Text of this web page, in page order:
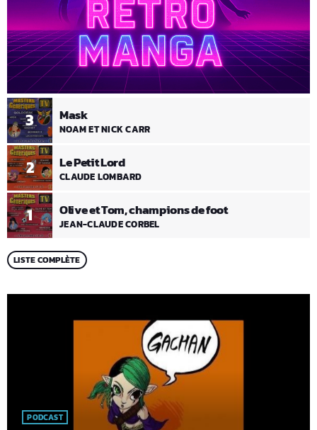
1 Olive et Tom, champions de foot
JEAN-CLAUDE CORBEL
2 Le Petit Lord
CLAUDE LOMBARD
3 Mask
NOAM ET NICK CARR
LISTE COMPLÈTE
PODCAST